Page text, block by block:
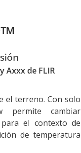
Axxx de FLIR
el terreno. Con solo
permite cambiar
el contexto de
de temperatura